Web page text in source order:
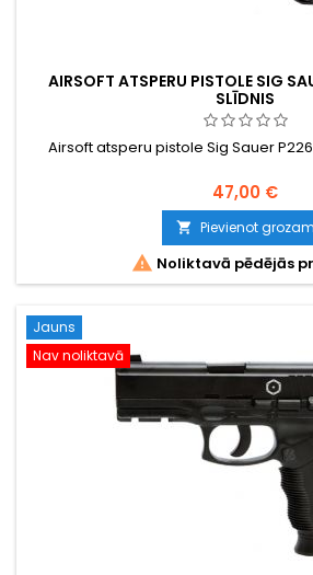
AIRSOFT ATSPERU PISTOLE SIG
SLĪDNIS
Airsoft atsperu pistole Sig Sauer
47,00 €
 Pievienot grozam
 Noliktavā pēdējās
Jauns
Nav noliktavā